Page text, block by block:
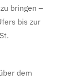
bringen –
bis zur
dem